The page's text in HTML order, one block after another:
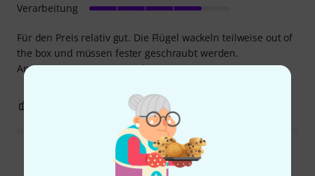
Für den Preis relativ gut. Die Flügel wackeln teilweise out of
the box und müssen fester geschraubt werden.
Ansonsten ganz gute Verarbeitung
Verarbeitung
BEWERTUNG MELDEN
Alle Bewertungen lesen